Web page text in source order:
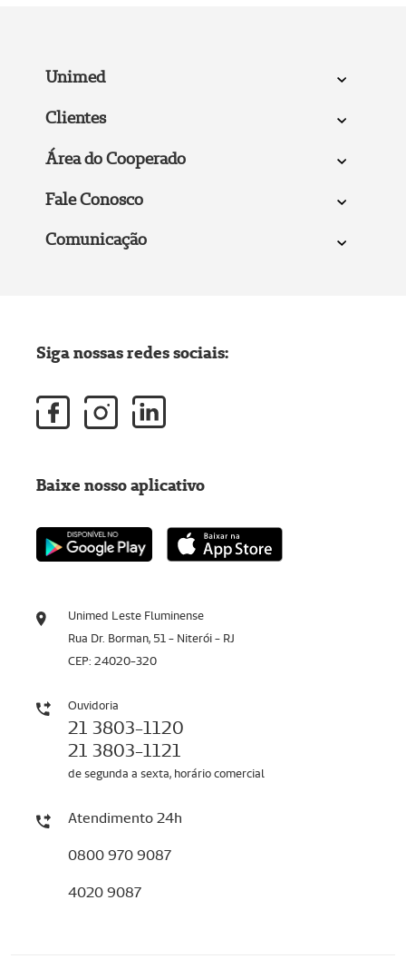
Unimed
Clientes
Área do Cooperado
Fale Conosco
Comunicação
Unimed Leste Fluminense
Rua Dr. Borman, 51 - Niterói - RJ
CEP: 24020-320
Ouvidoria
21 3803-1120
21 3803-1121
de segunda a sexta, horário comercial
Atendimento 24h
0800 970 9087
4020 9087
Siga nossas redes sociais:
Baixe nosso aplicativo